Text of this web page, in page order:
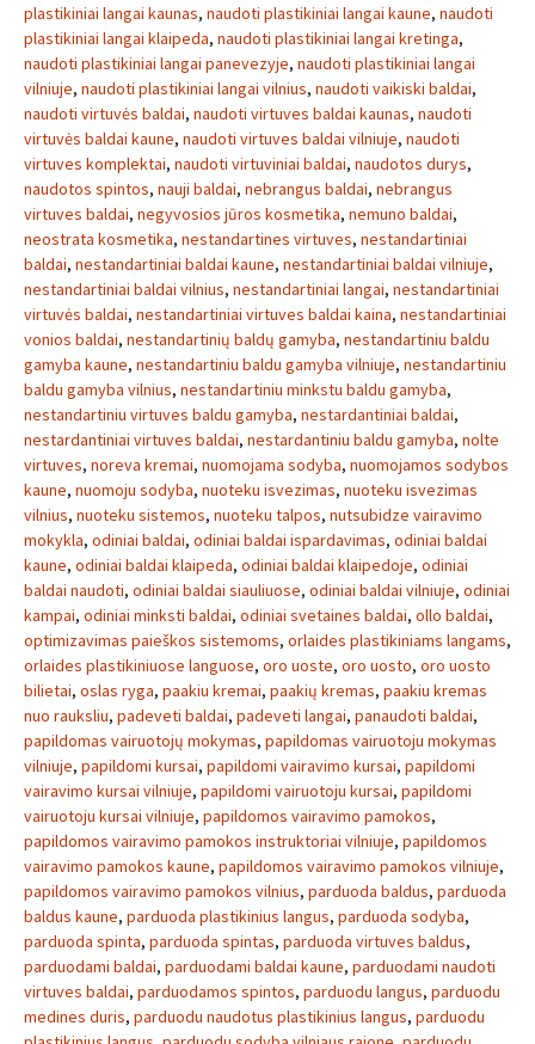
plastikiniai langai kaunas, naudoti plastikiniai langai kaune, naudoti
plastikiniai langai klaipeda, naudoti plastikiniai langai kretinga,
naudoti plastikiniai langai panevezyje, naudoti plastikiniai langai
vilniuje, naudoti plastikiniai langai vilnius, naudoti vaikiski baldai,
naudoti virtuvės baldai, naudoti virtuves baldai kaunas, naudoti
virtuvės baldai kaune, naudoti virtuves baldai vilniuje, naudoti
virtuves komplektai, naudoti virtuviniai baldai, naudotos durys,
naudotos spintos, nauji baldai, nebrangus baldai, nebrangus
virtuves baldai, negyvosios jūros kosmetika, nemuno baldai,
neostrata kosmetika, nestandartines virtuves, nestandartiniai
baldai, nestandartiniai baldai kaune, nestandartiniai baldai vilniuje,
nestandartiniai baldai vilnius, nestandartiniai langai, nestandartiniai
virtuvės baldai, nestandartiniai virtuves baldai kaina, nestandartiniai
vonios baldai, nestandartinių baldų gamyba, nestandartiniu baldu
gamyba kaune, nestandartiniu baldu gamyba vilniuje, nestandartiniu
baldu gamyba vilnius, nestandartiniu minkstu baldu gamyba,
nestandartiniu virtuves baldu gamyba, nestardantiniai baldai,
nestardantiniai virtuves baldai, nestardantiniu baldu gamyba, nolte
virtuves, noreva kremai, nuomojama sodyba, nuomojamos sodybos
kaune, nuomoju sodyba, nuoteku isvezimas, nuoteku isvezimas
vilnius, nuoteku sistemos, nuoteku talpos, nutsubidze vairavimo
mokykla, odiniai baldai, odiniai baldai ispardavimas, odiniai baldai
kaune, odiniai baldai klaipeda, odiniai baldai klaipedoje, odiniai
baldai naudoti, odiniai baldai siauliuose, odiniai baldai vilniuje, odiniai
kampai, odiniai minksti baldai, odiniai svetaines baldai, ollo baldai,
optimizavimas paieškos sistemoms, orlaides plastikiniams langams,
orlaides plastikiniuose languose, oro uoste, oro uosto, oro uosto
bilietai, oslas ryga, paakiu kremai, paakių kremas, paakiu kremas
nuo rauksliu, padeveti baldai, padeveti langai, panaudoti baldai,
papildomas vairuotojų mokymas, papildomas vairuotoju mokymas
vilniuje, papildomi kursai, papildomi vairavimo kursai, papildomi
vairavimo kursai vilniuje, papildomi vairuotoju kursai, papildomi
vairuotoju kursai vilniuje, papildomos vairavimo pamokos,
papildomos vairavimo pamokos instruktoriai vilniuje, papildomos
vairavimo pamokos kaune, papildomos vairavimo pamokos vilniuje,
papildomos vairavimo pamokos vilnius, parduoda baldus, parduoda
baldus kaune, parduoda plastikinius langus, parduoda sodyba,
parduoda spinta, parduoda spintas, parduoda virtuves baldus,
parduodami baldai, parduodami baldai kaune, parduodami naudoti
virtuves baldai, parduodamos spintos, parduodu langus, parduodu
medines duris, parduodu naudotus plastikinius langus, parduodu